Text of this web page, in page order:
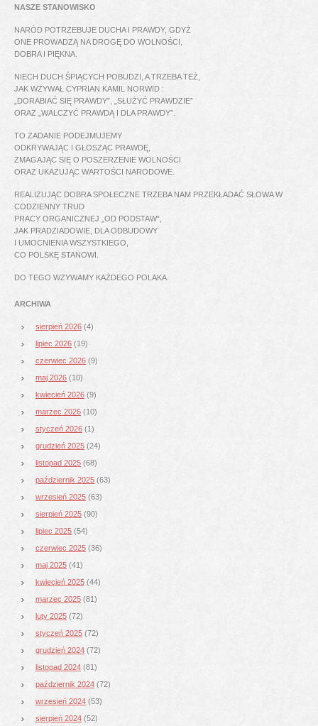
NASZE STANOWISKO
NARÓD POTRZEBUJE DUCHA I PRAWDY, GDYŻ
ONE PROWADZĄ NA DROGĘ DO WOLNOŚCI,
DOBRA I PIĘKNA.
NIECH DUCH ŚPIĄCYCH POBUDZI, A TRZEBA TEŻ,
JAK WZYWAŁ CYPRIAN KAMIL NORWID :
„DORABIAĆ SIĘ PRAWDY”, „SŁUŻYĆ PRAWDZIE”
ORAZ „WALCZYĆ PRAWDĄ I DLA PRAWDY”.
TO ZADANIE PODEJMUJEMY
ODKRYWAJĄC I GŁOSZĄC PRAWDĘ,
ZMAGAJĄC SIĘ O POSZERZENIE WOLNOŚCI
ORAZ UKAZUJĄC WARTOŚCI NARODOWE.
REALIZUJĄC DOBRA SPOŁECZNE TRZEBA NAM PRZEKŁADAĆ SŁOWA W
CODZIENNY TRUD
PRACY ORGANICZNEJ „OD PODSTAW”,
JAK PRADZIADOWIE, DLA ODBUDOWY
I UMOCNIENIA WSZYSTKIEGO,
CO POLSKĘ STANOWI.
DO TEGO WZYWAMY KAŻDEGO POLAKA.
ARCHIWA
sierpień 2026 (4)
lipiec 2026 (19)
czerwiec 2026 (9)
maj 2026 (10)
kwiecień 2026 (9)
marzec 2026 (10)
styczeń 2026 (1)
grudzień 2025 (24)
listopad 2025 (68)
październik 2025 (63)
wrzesień 2025 (63)
sierpień 2025 (90)
lipiec 2025 (54)
czerwiec 2025 (36)
maj 2025 (41)
kwiecień 2025 (44)
marzec 2025 (81)
luty 2025 (72)
styczeń 2025 (72)
grudzień 2024 (72)
listopad 2024 (81)
październik 2024 (72)
wrzesień 2024 (53)
sierpień 2024 (52)